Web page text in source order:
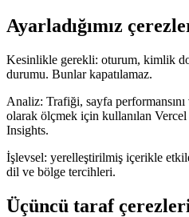
Use Cases
Tezgah POSFront-of-house
anywhere on the floor
Resources
Final HakkındaGet to know the
MCP sunucusu
Ayarladığımız
Kesinlikle gerekli: oturum, kimlik
durumu. Bunlar kapatılamaz.
Analiz: Trafiği, sayfa
olarak ölçmek için kullanılan
Insights.
İşlevsel: yerelleştirilmiş içerikle
dil ve bölge tercihleri.
Üçüncü taraf